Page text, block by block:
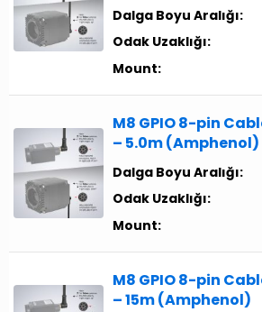
Dalga Boyu Aralığı:
Odak Uzaklığı:
Mount:
M8 GPIO 8-pin
– 5.0m (Amphenol)
Dalga Boyu Aralığı:
Odak Uzaklığı:
Mount:
M8 GPIO 8-pin
– 15m (Amphenol)